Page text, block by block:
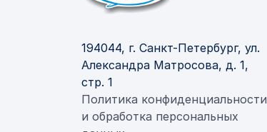
194044, г. Санкт-Петербург, ул.
Александра Матросова, д. 1,
стр. 1
Политика конфиденциальности
и обработка персональных